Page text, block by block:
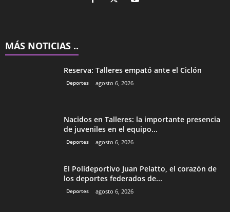
MÁS NOTICIAS ..
Reserva: Talleres empató ante el Ciclón
Deportes agosto 6, 2026
Nacidos en Talleres: la importante presencia
de juveniles en el equipo...
Deportes agosto 6, 2026
El Polideportivo Juan Pelatto, el corazón de
los deportes federados de...
Deportes agosto 6, 2026